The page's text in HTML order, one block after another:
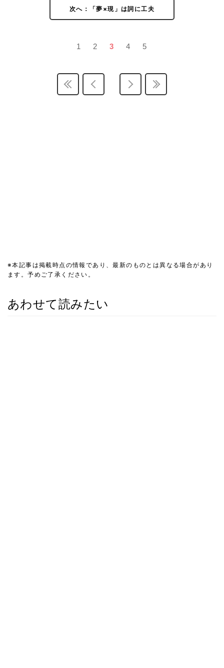
次へ：「夢×現」は詞に工夫
1 2 3 4 5
※本記事は掲載時点の情報であり、最新のものとは異なる場合があり
ます。予めご了承ください。
あわせて読みたい